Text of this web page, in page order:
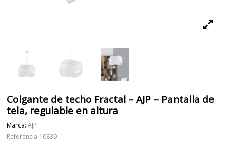
Colgante de techo Fractal – AJP – Pantalla de
tela, regulable en altura
Marca: AJP
Referencia 10839